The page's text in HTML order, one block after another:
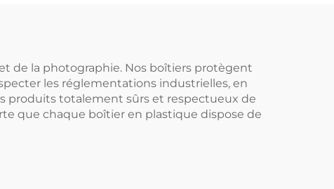
de la photographie. Nos boîtiers protègent
les réglementations industrielles, en
produits totalement sûrs et respectueux de
que chaque boîtier en plastique dispose de